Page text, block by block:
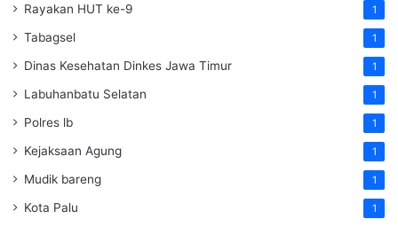
Rayakan HUT ke-9 1
Tabagsel 1
Dinas Kesehatan Dinkes Jawa Timur 1
Labuhanbatu Selatan 1
Polres lb 1
Kejaksaan Agung 1
Mudik bareng 1
Kota Palu 1